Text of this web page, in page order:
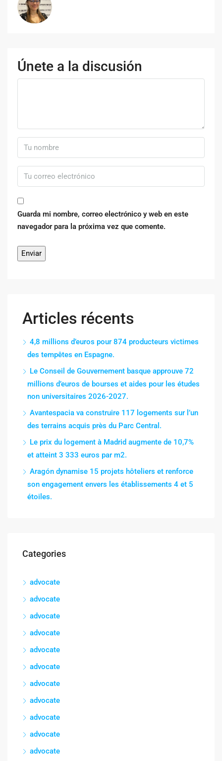
Únete a la discusión
Guarda mi nombre, correo electrónico y web en este
navegador para la próxima vez que comente.
Articles récents
4,8 millions d’euros pour 874 producteurs victimes
des tempêtes en Espagne.
Le Conseil de Gouvernement basque approuve 72
millions d’euros de bourses et aides pour les études
non universitaires 2026-2027.
Avantespacia va construire 117 logements sur l’un
des terrains acquis près du Parc Central.
Le prix du logement à Madrid augmente de 10,7%
et atteint 3 333 euros par m2.
Aragón dynamise 15 projets hôteliers et renforce
son engagement envers les établissements 4 et 5
étoiles.
Categories
advocate
advocate
advocate
advocate
advocate
advocate
advocate
advocate
advocate
advocate
advocate